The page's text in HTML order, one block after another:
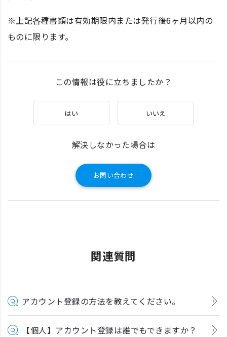
※上記各種書類は有効期限内または発行後6ヶ月以内の
ものに限ります。
この情報は役に立ちましたか？
はい いいえ
解決しなかった場合は
お問い合わせ
関連質問
アカウント登録の方法を教えてください。
【個人】アカウント登録は誰でもできますか？